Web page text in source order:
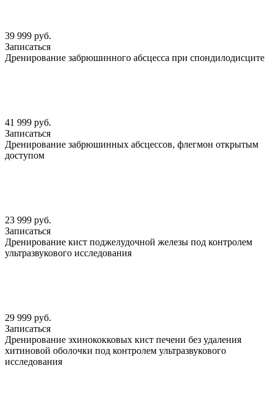
39 999 руб.
Записаться
Дренирование забрюшинного абсцесса при спондилодисците
41 999 руб.
Записаться
Дренирование забрюшинных абсцессов, флегмон открытым
доступом
23 999 руб.
Записаться
Дренирование кист поджелудочной железы под контролем
ультразвукового исследования
29 999 руб.
Записаться
Дренирование эхинококковых кист печени без удаления
хитиновой оболочки под контролем ультразвукового
исследования